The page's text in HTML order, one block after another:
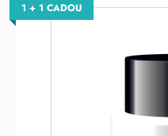
1 + 1 CADOU